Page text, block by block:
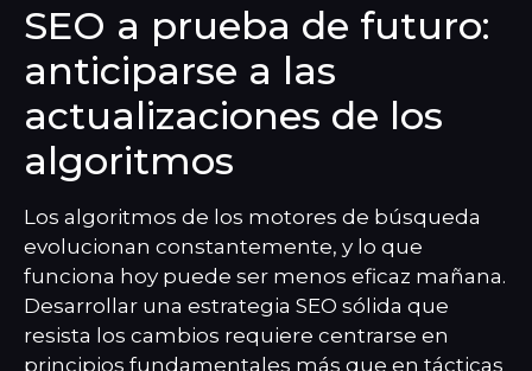
SEO a prueba de futuro:
anticiparse a las
actualizaciones de los
algoritmos
Los algoritmos de los motores de búsqueda
evolucionan constantemente, y lo que
funciona hoy puede ser menos eficaz mañana.
Desarrollar una estrategia SEO sólida que
resista los cambios requiere centrarse en
principios fundamentales más que en tácticas